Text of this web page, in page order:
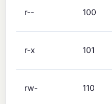
r-- 100
r-x 101
rw- 110